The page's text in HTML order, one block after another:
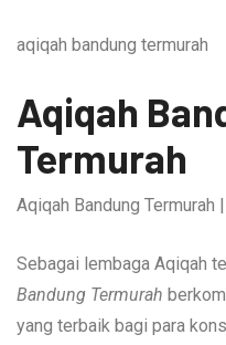
aqiqah bandung termurah
Aqiqah
Termurah
Aqiqah Bandung Termurah |
Sebagai lembaga Aqiqah
Bandung Termurah
yang terbaik bagi para